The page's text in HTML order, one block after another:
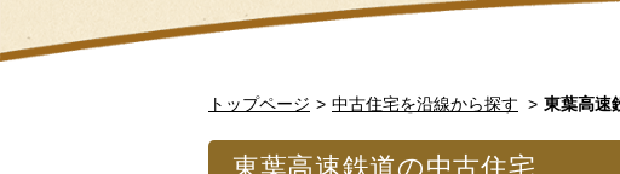
トップページ 中古住宅を沿線から探す 東葉高速
東葉高速鉄道の中古住宅